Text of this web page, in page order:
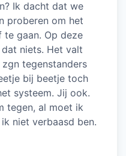
Ik dacht dat we
proberen om het
te gaan. Op deze
niets. Het valt
tegenstanders
bij beetje toch
systeem. Jij ook.
tegen, al moet ik
niet verbaasd ben.